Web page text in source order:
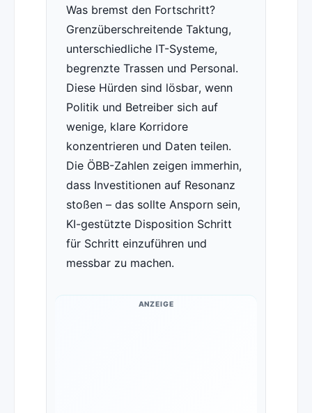
Was bremst den Fortschritt?
Grenzüberschreitende Taktung,
unterschiedliche IT-Systeme,
begrenzte Trassen und Personal.
Diese Hürden sind lösbar, wenn
Politik und Betreiber sich auf
wenige, klare Korridore
konzentrieren und Daten teilen.
Die ÖBB-Zahlen zeigen immerhin,
dass Investitionen auf Resonanz
stoßen – das sollte Ansporn sein,
KI-gestützte Disposition Schritt
für Schritt einzuführen und
messbar zu machen.
ANZEIGE